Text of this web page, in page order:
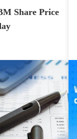
Share Price